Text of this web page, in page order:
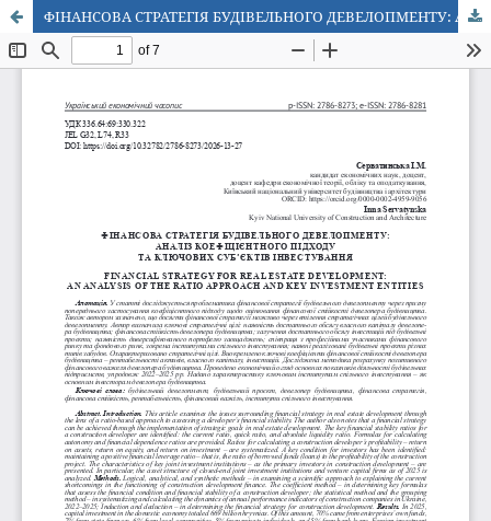
ФІНАНСОВА СТРАТЕГІЯ БУДІВЕЛЬНОГО ДЕВЕЛОПМЕНТУ: АНАЛІЗ КОЕФІЦІЄНТНОГО ПІДХОДУ ТА КЛЮЧОВИХ СУБ’ЄКТІВ ІНВЕСТУВАННЯ